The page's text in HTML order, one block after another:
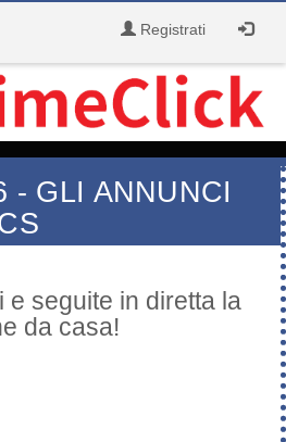
Registrati
- GLI ANNUNCI
e seguite in diretta la
da casa!